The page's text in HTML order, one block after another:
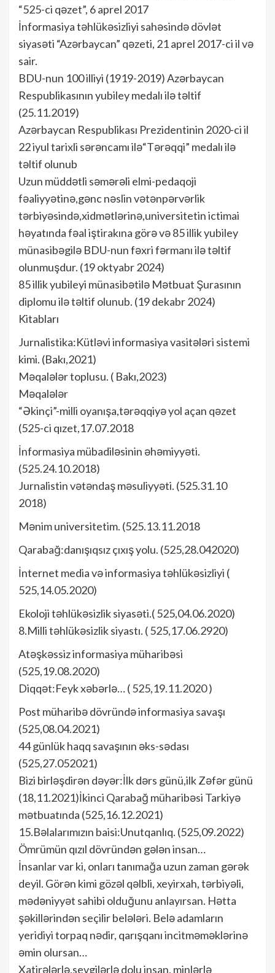
“525-ci qəzet”, 6 aprel 2017
İnformasiya təhlükəsizliyi sahəsində dövlət
siyasəti “Azərbaycan” qəzeti, 21 aprel 2017-ci il və
sair.
BDU-nun 100 illiyi (1919-2019) Azərbaycan
Respublikasının yubiley medalı ilə təltif
(25.11.2019)
Azərbaycan Respublikası Prezidentinin 2020-ci il
22 iyul tarixli sərəncamı ilə“Tərəqqi” medalı ilə
təltif olunub
Uzun müddətli səmərəli elmi-pedaqoji
fəaliyyətinə,gənc nəslin vətənpərvərlik
tərbiyəsində,xidmətlərinə,universitetin ictimai
həyatında fəal iştirakına görə və 85 illik yubiley
münasibəgilə BDU-nun fəxri fərmanı ilə təltif
olunmuşdur. (19 oktyabr 2024)
85 illik yubileyi münasibətilə Mətbuat Şurasının
diplomu ilə təltif olunub. (19 dekabr 2024)
Kitabları
Jurnalistika:Kütləvi informasiya vasitələri sistemi
kimi. (Bakı,2021)
Məqalələr toplusu. ( Bakı,2023)
Məqalələr
“Əkinçi”-milli oyanışa,tərəqqiyə yol açan qəzet
(525-ci qızet,17.07.2018
İnformasiya mübadiləsinin əhəmiyyəti.
(525.24.10.2018)
Jurnalistin vətəndaş məsuliyyəti. (525.31.10
2018)
Mənim universitetim. (525.13.11.2018
Qarabağ:danışıqsız çıxış yolu. (525,28.042020)
İnternet media və informasiya təhlükəsizliyi (
525,14.05.2020)
Ekoloji təhlükəsizlik siyasəti.( 525,04.06.2020)
8.Milli təhlükəsizlik siyastı. ( 525,17.06.2920)
Atəşkəssiz informasiya müharibəsi
(525,19.08.2020)
Diqqət:Feyk xəbərlə… ( 525,19.11.2020 )
Post müharibə dövründə informasiya savaşı
(525,08.04.2021)
44 günlük haqq savaşının əks-sədası
(525,27.052021)
Bizi birləşdirən dəyər:İlk dərs günü,ilk Zəfər günü
(18,11.2021)İkinci Qarabağ müharibəsi Tarkiyə
mətbuatında (525,16.12.2021)
15.Bəlalarımızın baisi:Unutqanlıq. (525,09.2022)
Ömrümün qızıl dövründən gələn insan…
İnsanlar var ki, onları tanımağa uzun zaman gərək
deyil. Görən kimi gözəl qəlbli, xeyirxah, tərbiyəli,
mədəniyyət sahibi olduğunu anlayırsan. Hətta
şəkillərindən seçilir belələri. Belə adamların
yeridiyi torpaq nədir, qarışqanı incitməməklərinə
əmin olursan…
Xatirələrlə,sevgilərlə dolu insan, minlərlə